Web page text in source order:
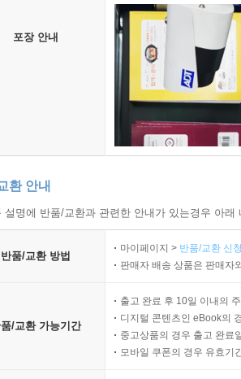
포장 안내
환 안내
명에 반품/교환과 관련한 안내가 있는경우 아
반품/교환 방법
마이페이지 > 반품/교환 신
판매자 배송 상품은 판매자
/교환 가능기간
출고 완료 후 10일 이내의
디지털 콘텐츠인 eBook의
중고상품의 경우 출고 완료
모바일 쿠폰의 경우 유효기